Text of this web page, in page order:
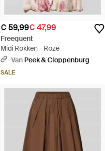
€ 59,99€ 47,99
Freequent
Midi Rokken - Roze
Van Peek & Cloppenburg
SALE